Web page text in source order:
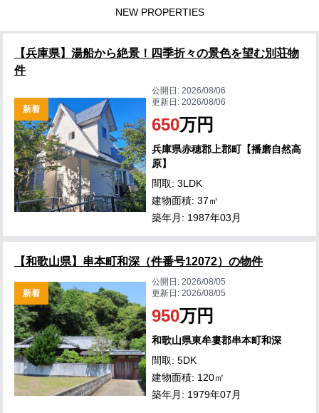
NEW PROPERTIES
【兵庫県】湯船から絶景！四季折々の景色を望む別荘物
件
新着
公開日:2026/08/06
更新日:2026/08/06
650万円
兵庫県赤穂郡上郡町【播磨自然高
原】
間取: 3LDK
建物面積: 37㎡
築年月: 1987年03月
【和歌山県】串本町和深（件番号12072）の物件
新着
公開日:2026/08/05
更新日:2026/08/05
950万円
和歌山県東牟婁郡串本町和深
間取: 5DK
建物面積: 120㎡
築年月: 1979年07月